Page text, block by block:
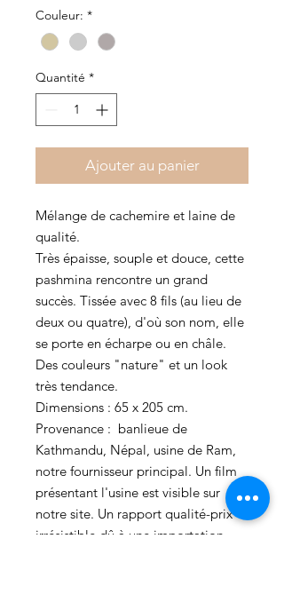
Couleur: *
Quantité *
Ajouter au panier
Mélange de cachemire et laine de
qualité.
Très épaisse, souple et douce, cette
pashmina rencontre un grand
succès. Tissée avec 8 fils (au lieu de
deux ou quatre), d'où son nom, elle
se porte en écharpe ou en châle.
Des couleurs "nature" et un look
très tendance.
Dimensions : 65 x 205 cm.
Provenance : banlieue de
Kathmandu, Népal, usine de Ram,
notre fournisseur principal. Un film
présentant l'usine est visible sur
notre site. Un rapport qualité-prix
irrésistible dû à une importation